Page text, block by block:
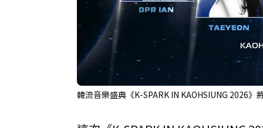
韓流音樂盛典《K-SPARK IN KAOHSIUNG 2026》